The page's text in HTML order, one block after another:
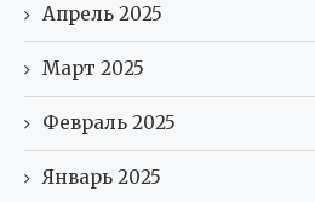
Апрель 2025
Март 2025
Февраль 2025
Январь 2025